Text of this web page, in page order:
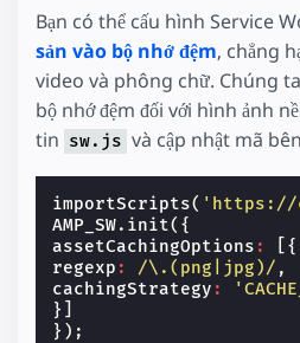
Bạn có thể cấu hình Service
sản vào bộ nhớ đệm, chẳng
video và phông chữ. Chúng
bộ nhớ đệm đối với hình ảnh
tin sw.js và cập nhật mã
importScripts( 'https://
AMP_SW. init({
assetCachingOptions :
[{
regexp : /\.(png|jpg)/ ,
cachingStrategy :
}]
});